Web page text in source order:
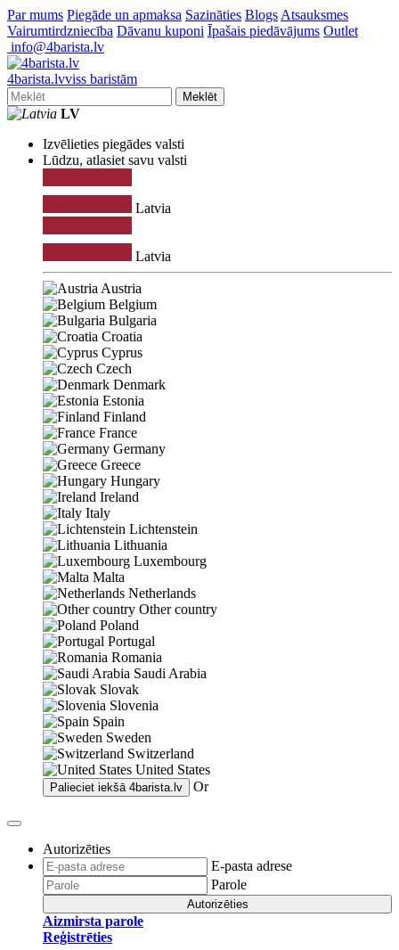
Par mums Piegāde un apmaksa Sazināties Blogs Atsauksmes
Vairumtirdzniecība Dāvanu kuponi Īpašais piedāvājums Outlet
info@4barista.lv
4barista.lvviss baristām
Meklēt
LV
Izvēlieties piegādes valsti
Lūdzu, atlasiet savu valsti
Latvia
Latvia
Austria
Belgium
Bulgaria
Croatia
Cyprus
Czech
Denmark
Estonia
Finland
France
Germany
Greece
Hungary
Ireland
Italy
Lichtenstein
Lithuania
Luxembourg
Malta
Netherlands
Other country
Poland
Portugal
Romania
Saudi Arabia
Slovak
Slovenia
Spain
Sweden
Switzerland
United States
Palieciet iekšā 4barista.lv Or
Autorizēties
E-pasta adrese
Parole
Autorizēties
Aizmirsta parole
Reģistrēties